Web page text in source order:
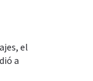
el
a